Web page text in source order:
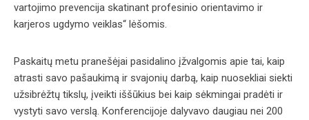
vartojimo prevencija skatinant profesinio orientavimo ir
karjeros ugdymo veiklas“ lėšomis.
Paskaitų metu pranešėjai pasidalino įžvalgomis apie tai, kaip
atrasti savo pašaukimą ir svajonių darbą, kaip nuosekliai siekti
užsibrėžtų tikslų, įveikti iššūkius bei kaip sėkmingai pradėti ir
vystyti savo verslą. Konferencijoje dalyvavo daugiau nei 200